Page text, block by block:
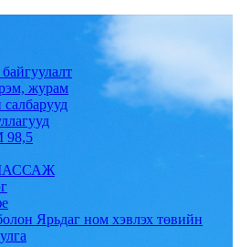
журам
98,5
Ярьдаг ном хэвлэх төвийн